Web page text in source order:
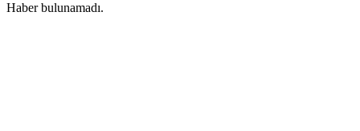
Haber bulunamadı.